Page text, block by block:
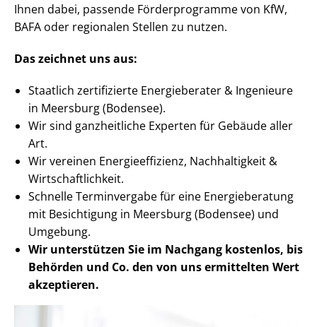
Ihnen dabei, passende Förderprogramme von KfW,
BAFA oder regionalen Stellen zu nutzen.
Das zeichnet uns aus:
Staatlich zertifizierte Energieberater & Ingenieure
in Meersburg (Bodensee).
Wir sind ganzheitliche Experten für Gebäude aller
Art.
Wir vereinen En­er­gie­ef­fi­zi­enz, Nachhaltigkeit &
Wirt­schaft­lich­keit.
Schnelle Terminvergabe für eine Energieberatung
mit Besichtigung in Meersburg (Bodensee) und
Umgebung.
Wir unterstützen Sie im Nachgang kostenlos, bis
Behörden und Co. den von uns ermittelten Wert
akzeptieren.